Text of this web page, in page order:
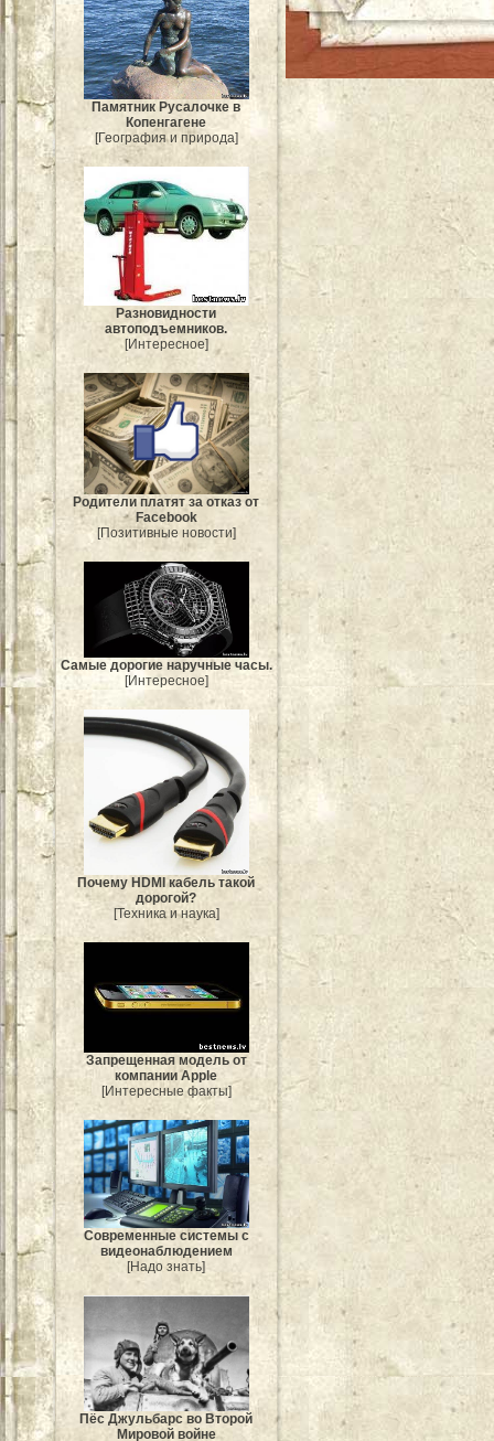
Памятник Русалочке в
Копенгагене
[География и природа]
Разновидности
автоподъемников.
[Интересное]
Родители платят за отказ от
Facebook
[Позитивные новости]
Самые дорогие наручные часы.
[Интересное]
Почему HDMI кабель такой
дорогой?
[Техника и наука]
Запрещенная модель от
компании Apple
[Интересные факты]
Современные системы с
видеонаблюдением
[Надо знать]
Пёс Джульбарс во Второй
Мировой войне